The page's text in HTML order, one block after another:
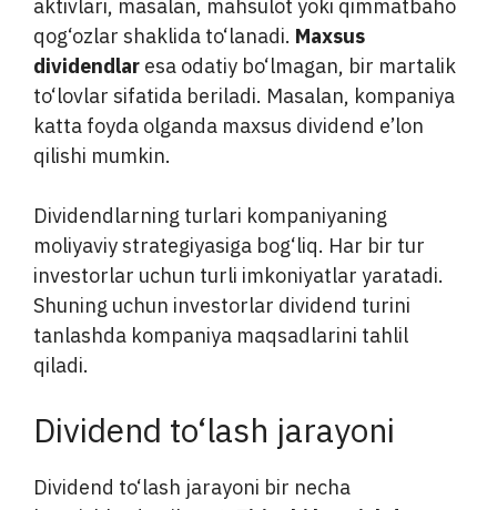
aktivlari, masalan, mahsulot yoki qimmatbaho
qog‘ozlar shaklida to‘lanadi. Maxsus
dividendlar esa odatiy bo‘lmagan, bir martalik
to‘lovlar sifatida beriladi. Masalan, kompaniya
katta foyda olganda maxsus dividend e’lon
qilishi mumkin.
Dividendlarning turlari kompaniyaning
moliyaviy strategiyasiga bog‘liq. Har bir tur
investorlar uchun turli imkoniyatlar yaratadi.
Shuning uchun investorlar dividend turini
tanlashda kompaniya maqsadlarini tahlil
qiladi.
Dividend to‘lash jarayoni
Dividend to‘lash jarayoni bir necha